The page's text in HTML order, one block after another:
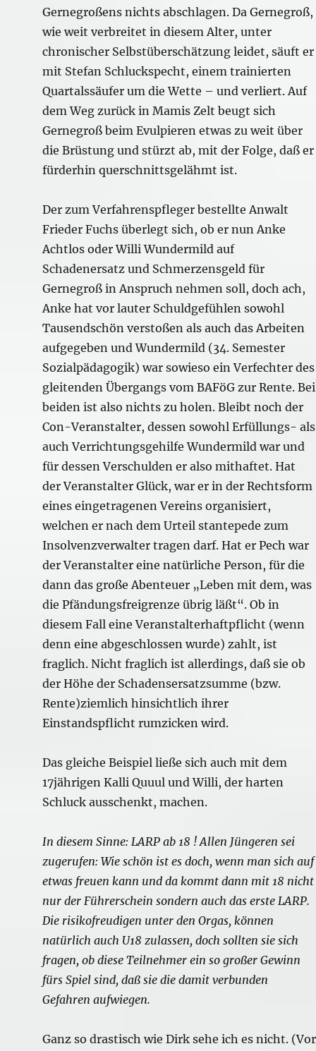
Gernegroßens nichts abschlagen. Da Gernegroß,
wie weit verbreitet in diesem Alter, unter
chronischer Selbstüberschätzung leidet, säuft er
mit Stefan Schluckspecht, einem trainierten
Quartalssäufer um die Wette – und verliert. Auf
dem Weg zurück in Mamis Zelt beugt sich
Gernegroß beim Evulpieren etwas zu weit über
die Brüstung und stürzt ab, mit der Folge, daß er
fürderhin querschnittsgelähmt ist.
Der zum Verfahrenspfleger bestellte Anwalt
Frieder Fuchs überlegt sich, ob er nun Anke
Achtlos oder Willi Wundermild auf
Schadenersatz und Schmerzensgeld für
Gernegroß in Anspruch nehmen soll, doch ach,
Anke hat vor lauter Schuldgefühlen sowohl
Tausendschön verstoßen als auch das Arbeiten
aufgegeben und Wundermild (34. Semester
Sozialpädagogik) war sowieso ein Verfechter des
gleitenden Übergangs vom BAFöG zur Rente. Bei
beiden ist also nichts zu holen. Bleibt noch der
Con-Veranstalter, dessen sowohl Erfüllungs- als
auch Verrichtungsgehilfe Wundermild war und
für dessen Verschulden er also mithaftet. Hat
der Veranstalter Glück, war er in der Rechtsform
eines eingetragenen Vereins organisiert,
welchen er nach dem Urteil stantepede zum
Insolvenzverwalter tragen darf. Hat er Pech war
der Veranstalter eine natürliche Person, für die
dann das große Abenteuer „Leben mit dem, was
die Pfändungsfreigrenze übrig läßt“. Ob in
diesem Fall eine Veranstalterhaftpflicht (wenn
denn eine abgeschlossen wurde) zahlt, ist
fraglich. Nicht fraglich ist allerdings, daß sie ob
der Höhe der Schadensersatzsumme (bzw.
Rente)ziemlich hinsichtlich ihrer
Einstandspflicht rumzicken wird.
Das gleiche Beispiel ließe sich auch mit dem
17jährigen Kalli Quuul und Willi, der harten
Schluck ausschenkt, machen.
In diesem Sinne: LARP ab 18 ! Allen Jüngeren sei
zugerufen: Wie schön ist es doch, wenn man sich auf
etwas freuen kann und da kommt dann mit 18 nicht
nur der Führerschein sondern auch das erste LARP.
Die risikofreudigen unter den Orgas, können
natürlich auch U18 zulassen, doch sollten sie sich
fragen, ob diese Teilnehmer ein so großer Gewinn
fürs Spiel sind, daß sie die damit verbunden
Gefahren aufwiegen.
Ganz so drastisch wie Dirk sehe ich es nicht. (Vor